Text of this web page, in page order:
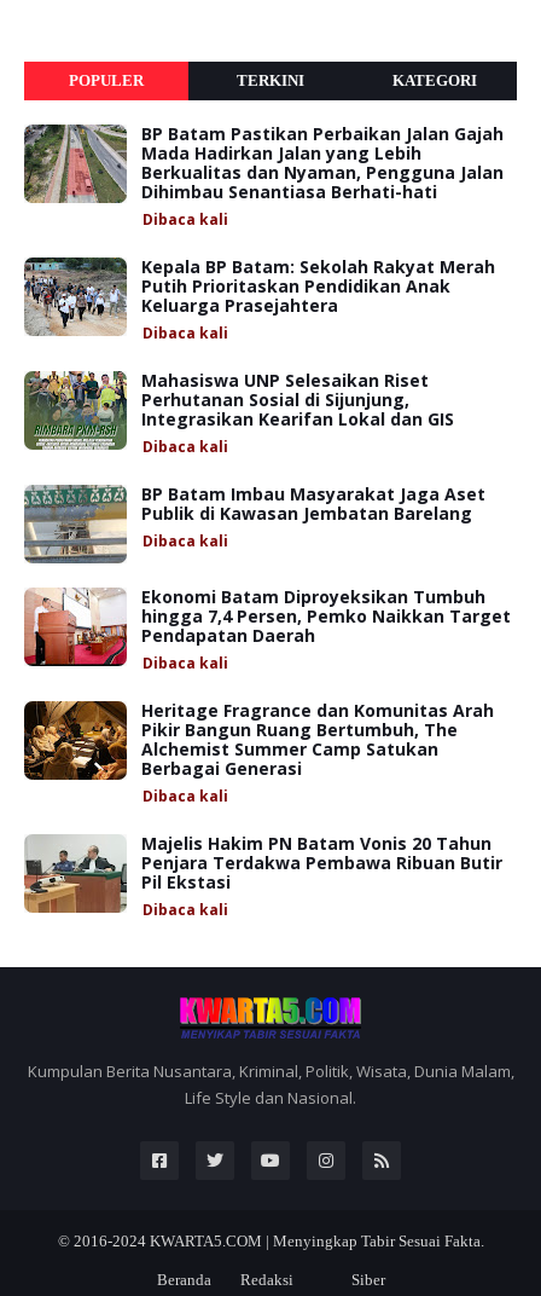
POPULER TERKINI KATEGORI
BP Batam Pastikan Perbaikan Jalan Gajah
Mada Hadirkan Jalan yang Lebih
Berkualitas dan Nyaman, Pengguna Jalan
Dihimbau Senantiasa Berhati-hati
Dibaca kali
Kepala BP Batam: Sekolah Rakyat Merah
Putih Prioritaskan Pendidikan Anak
Keluarga Prasejahtera
Dibaca kali
Mahasiswa UNP Selesaikan Riset
Perhutanan Sosial di Sijunjung,
Integrasikan Kearifan Lokal dan GIS
Dibaca kali
BP Batam Imbau Masyarakat Jaga Aset
Publik di Kawasan Jembatan Barelang
Dibaca kali
Ekonomi Batam Diproyeksikan Tumbuh
hingga 7,4 Persen, Pemko Naikkan Target
Pendapatan Daerah
Dibaca kali
Heritage Fragrance dan Komunitas Arah
Pikir Bangun Ruang Bertumbuh, The
Alchemist Summer Camp Satukan
Berbagai Generasi
Dibaca kali
Majelis Hakim PN Batam Vonis 20 Tahun
Penjara Terdakwa Pembawa Ribuan Butir
Pil Ekstasi
Dibaca kali
Kumpulan Berita Nusantara, Kriminal, Politik, Wisata, Dunia Malam,
Life Style dan Nasional.
© 2016-2024 KWARTA5.COM | Menyingkap Tabir Sesuai Fakta.
Beranda Redaksi Siber